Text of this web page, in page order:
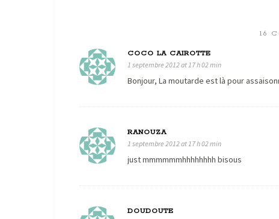
16
COCO LA CAIROTTE
1 septembre 2012 at 17 h 02 min
Bonjour, La moutarde est là pour
RANOUZA
1 septembre 2012 at 17 h 02 min
just mmmmmmhhhhhhhh bisous
DOUDOUTE